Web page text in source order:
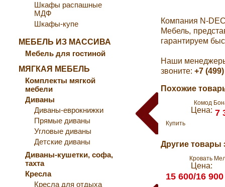
Шкафы распашные
МДФ
Шкафы-купе
МЕБЕЛЬ ИЗ МАССИВА
Мебель для гостиной
МЯГКАЯ МЕБЕЛЬ
Комплекты мягкой
мебели
Диваны
Диваны-еврокнижки
Прямые диваны
Угловые диваны
Детские диваны
Диваны-кушетки, софа,
тахта
Кресла
Кресла для отдыха
Компания N-
Мебель,
гарантируем
Наши
звоните: +7
Похожие
Комод
Цена: 7
Купить
Другие товары
Кровать
Цена:
15 600/16